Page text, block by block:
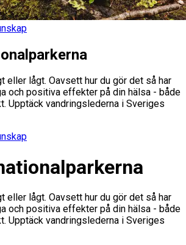
eller lågt. Oavsett hur du gör det så har
och positiva effekter på din hälsa - både
Upptäck vandringslederna i Sveriges
eller lågt. Oavsett hur du gör det så har
och positiva effekter på din hälsa - både
Upptäck vandringslederna i Sveriges